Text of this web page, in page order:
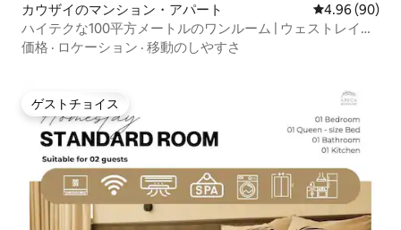
カウザイのマンション・アパート レビュー90件
4.96 (90)
ハイテクな100平方メートルのワンルーム | ウェストレイク
の屋上からの眺め
価格 · ロケーション · 移動のしやすさ
ゲストチョイス
ゲストチョイス